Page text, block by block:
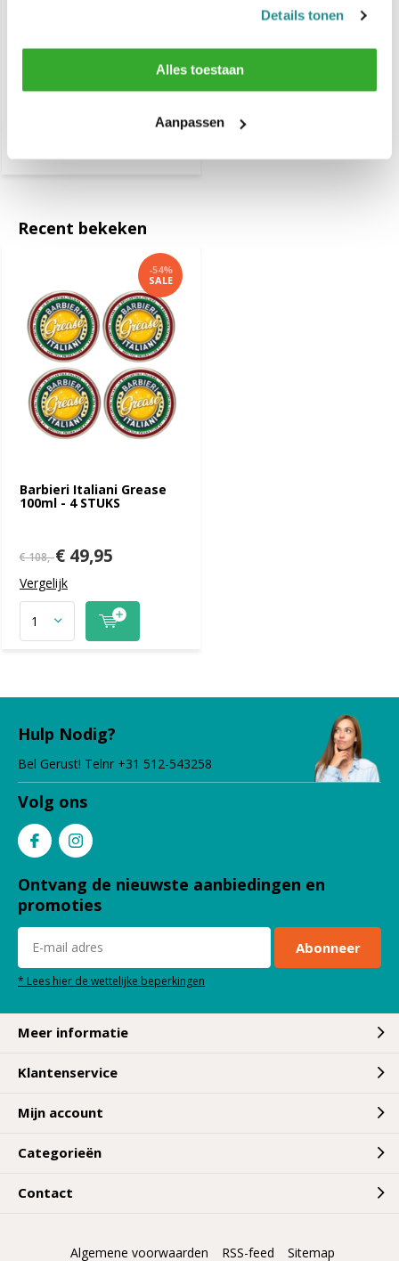
Details tonen
Alles toestaan
Aanpassen
Pomade 100ml
Recent bekeken
Barbieri Italiani Grease
100ml - 4 STUKS
-54%
SALE
€ 108,-€ 49,95
Vergelijk
Hulp Nodig?
Bel Gerust! Telnr +31 512-543258
Volg ons
Ontvang de nieuwste aanbiedingen en
promoties
Abonneer
* Lees hier de wettelijke beperkingen
Meer informatie
Klantenservice
Mijn account
Categorieën
Contact
Algemene voorwaarden RSS-feed Sitemap